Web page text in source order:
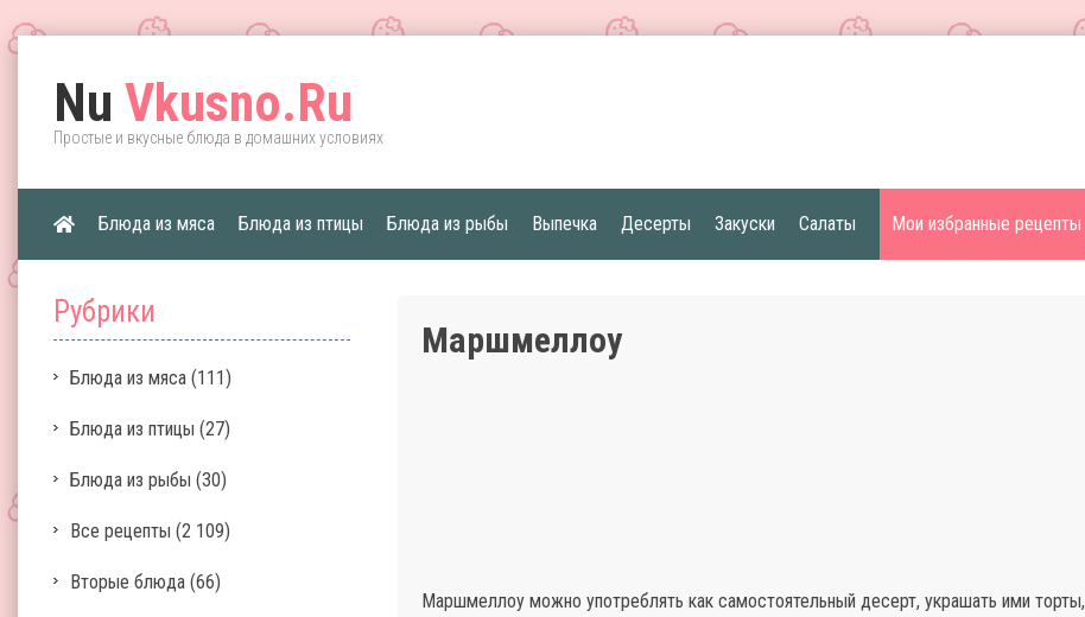
Nu Vkusno.Ru
Простые и вкусные блюда в домашних условиях
Блюда из мяса Блюда из птицы Блюда из рыбы Выпечка Десерты Закуски Салаты Мои избранные рецепты
Рубрики
Блюда из мяса (111)
Блюда из птицы (27)
Блюда из рыбы (30)
Все рецепты (2 109)
Вторые блюда (66)
Маршмеллоу
Маршмеллоу можно употреблять как самостоятельный десерт, украшать ими торты,